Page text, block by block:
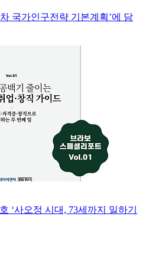
국가인구전략 기본계획’에 담
‘사오정 시대, 73세까지 일하기